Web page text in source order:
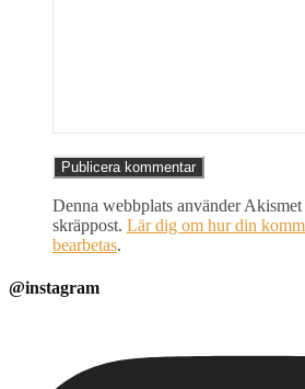
Denna webbplats använder
skräppost. Lär dig om hur din
bearbetas.
@instagram